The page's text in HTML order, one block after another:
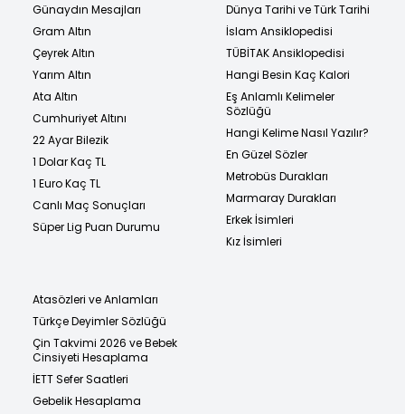
Günaydın Mesajları
Gram Altın
Çeyrek Altın
Yarım Altın
Ata Altın
Cumhuriyet Altını
22 Ayar Bilezik
1 Dolar Kaç TL
1 Euro Kaç TL
Canlı Maç Sonuçları
Süper Lig Puan Durumu
Dünya Tarihi ve Türk Tarihi
İslam Ansiklopedisi
TÜBİTAK Ansiklopedisi
Hangi Besin Kaç Kalori
Eş Anlamlı Kelimeler
Sözlüğü
Hangi Kelime Nasıl Yazılır?
En Güzel Sözler
Metrobüs Durakları
Marmaray Durakları
Erkek İsimleri
Kız İsimleri
Atasözleri ve Anlamları
Türkçe Deyimler Sözlüğü
Çin Takvimi 2026 ve Bebek
Cinsiyeti Hesaplama
İETT Sefer Saatleri
Gebelik Hesaplama